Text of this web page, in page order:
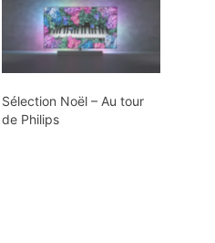
Sélection Noël – Au tour
de Philips